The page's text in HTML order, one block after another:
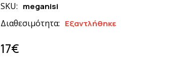
SKU: meganisi
Διαθεσιμότητα: Εξαντλήθηκε
17€